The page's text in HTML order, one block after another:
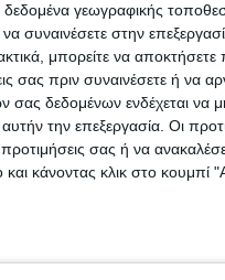
γεωγραφικής
συναινέσετε στην
μπορείτε να
σας πριν συναινέσετε ή να
δεδομένων ενδέχεται να
την επεξεργασία. Οι
σας ή να
κάνοντας κλικ στο
News!
Θεσσαλίας
ΕΠΟΜΕΝΟ ΑΡΘΡΟ